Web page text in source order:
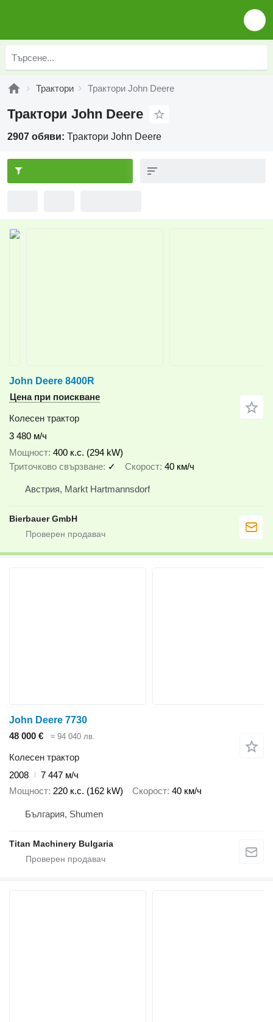
Трактори Трактори John Deere
Трактори John Deere
2907 обяви: Трактори John Deere
John Deere 8400R
Цена при поискване
Колесен трактор
3 480 м/ч
Мощност 400 к.с. (294 kW)
Триточково свързване ✓ Скорост 40 км/ч
Австрия, Markt Hartmannsdorf
Bierbauer GmbH
John Deere 7730
48 000 €
≈ 94 040 лв.
Колесен трактор
2008
7 447 м/ч
Мощност 220 к.с. (162 kW) Скорост 40 км/ч
България, Shumen
Titan Machinery Bulgaria